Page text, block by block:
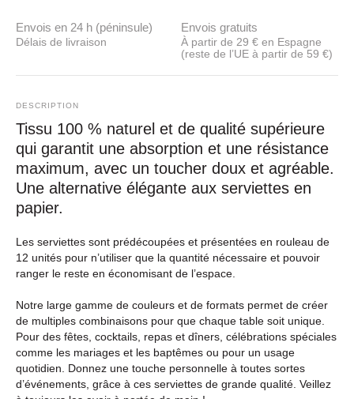
Envois en 24 h (péninsule)
Délais de livraison
Envois gratuits
À partir de 29 € en Espagne
(reste de l’UE à partir de 59 €)
DESCRIPTION
Tissu 100 % naturel et de qualité supérieure
qui garantit une absorption et une résistance
maximum, avec un toucher doux et agréable.
Une alternative élégante aux serviettes en
papier.
Les serviettes sont prédécoupées et présentées en rouleau de
12 unités pour n’utiliser que la quantité nécessaire et pouvoir
ranger le reste en économisant de l’espace.
Notre large gamme de couleurs et de formats permet de créer
de multiples combinaisons pour que chaque table soit unique.
Pour des fêtes, cocktails, repas et dîners, célébrations spéciales
comme les mariages et les baptêmes ou pour un usage
quotidien. Donnez une touche personnelle à toutes sortes
d’événements, grâce à ces serviettes de grande qualité. Veillez